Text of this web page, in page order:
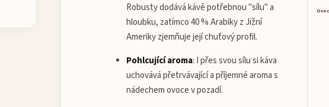
Robusty dodává kávě potřebnou "sílu" a
hloubku, zatímco 40 % Arabiky z Jižní
Ameriky zjemňuje její chuťový profil.
Pohlcující aroma: I přes svou sílu si káva
uchovává přetrvávající a příjemné aroma s
nádechem ovoce v pozadí.